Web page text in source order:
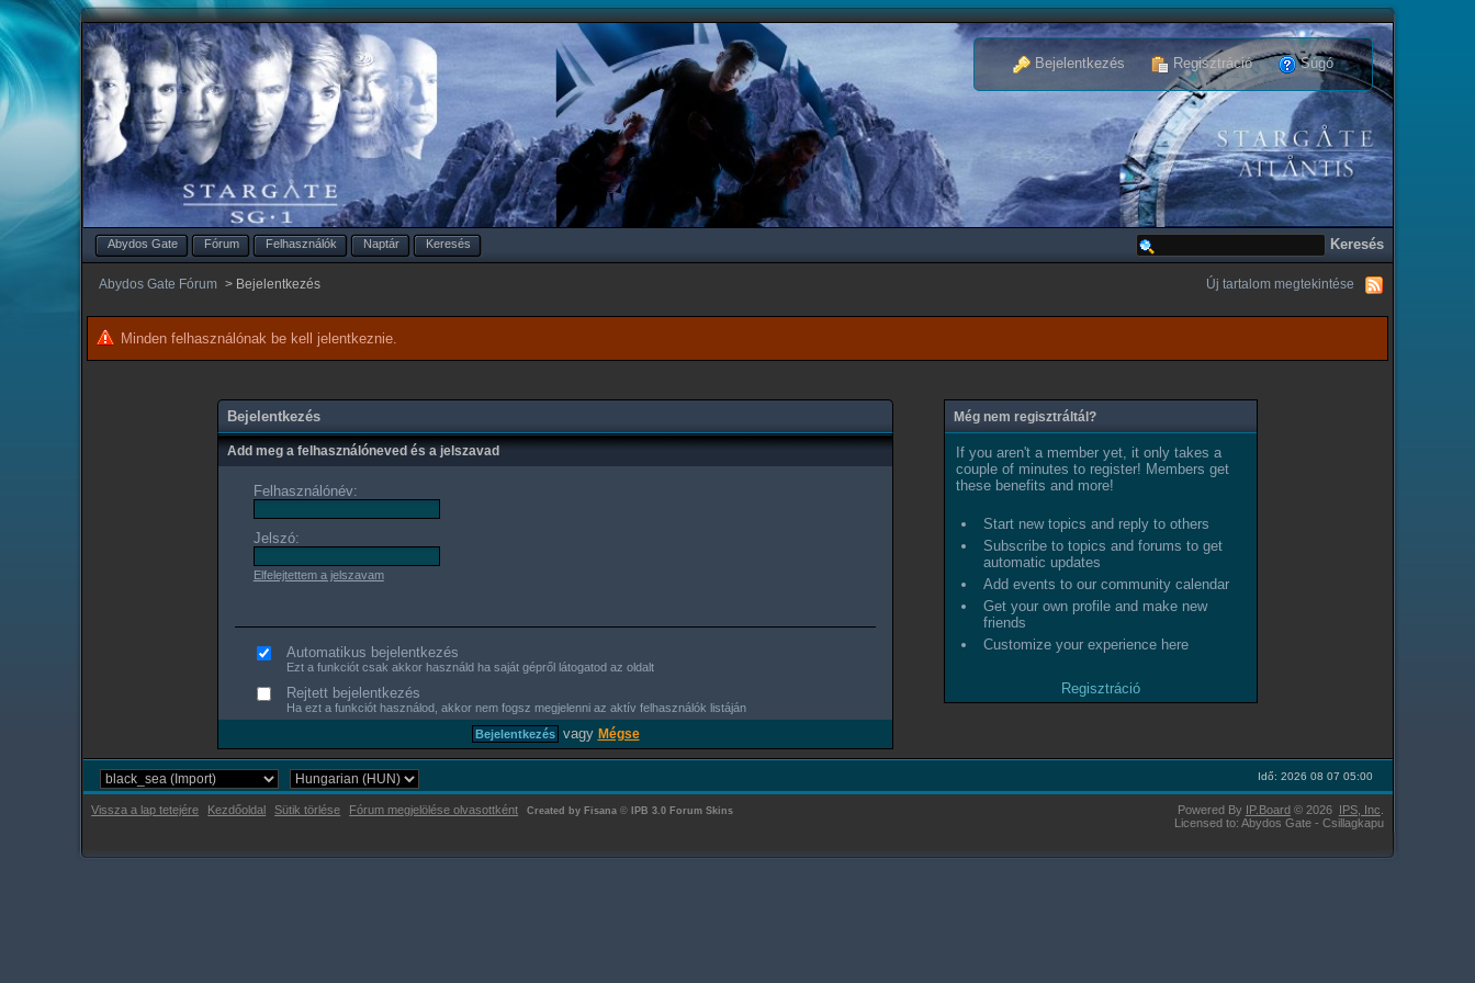
Bejelentkezés Regisztráció Súgó
Abydos Gate Fórum Felhasználók Naptár Keresés
Abydos Gate Fórum > Bejelentkezés Új tartalom megtekintése
Minden felhasználónak be kell jelentkeznie.
Bejelentkezés
Add meg a felhasználóneved és a jelszavad
Felhasználónév:
Jelszó:
Elfelejtettem a jelszavam
Automatikus bejelentkezés
Ezt a funkciót csak akkor használd ha saját gépről látogatod az oldalt
Rejtett bejelentkezés
Ha ezt a funkciót használod, akkor nem fogsz megjelenni az aktív felhasználók listáján
vagy Mégse
Még nem regisztráltál?
If you aren't a member yet, it only takes a
couple of minutes to register! Members get
these benefits and more!
Start new topics and reply to others
Subscribe to topics and forums to get
automatic updates
Add events to our community calendar
Get your own profile and make new
friends
Customize your experience here
Regisztráció
Idő: 2026 08 07 05:00
Vissza a lap tetejére Kezdőoldal Sütik törlése Fórum megjelölése olvasottként Powered By IP.Board © 2026 IPS, Inc.
Licensed to: Abydos Gate - Csillagkapu
Created by Fisana © IPB 3.0 Forum Skins